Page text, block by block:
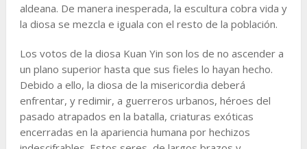
aldeana. De manera inesperada, la escultura cobra vida y
la diosa se mezcla e iguala con el resto de la población.
Los votos de la diosa Kuan Yin son los de no ascender a
un plano superior hasta que sus fieles lo hayan hecho.
Debido a ello, la diosa de la misericordia deberá
enfrentar, y redimir, a guerreros urbanos, héroes del
pasado atrapados en la batalla, criaturas exóticas
encerradas en la apariencia humana por hechizos